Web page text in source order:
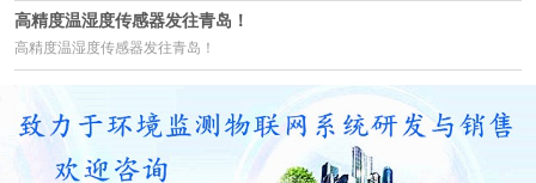
高精度温湿度传感器发往青岛！
高精度温湿度传感器发往青岛！